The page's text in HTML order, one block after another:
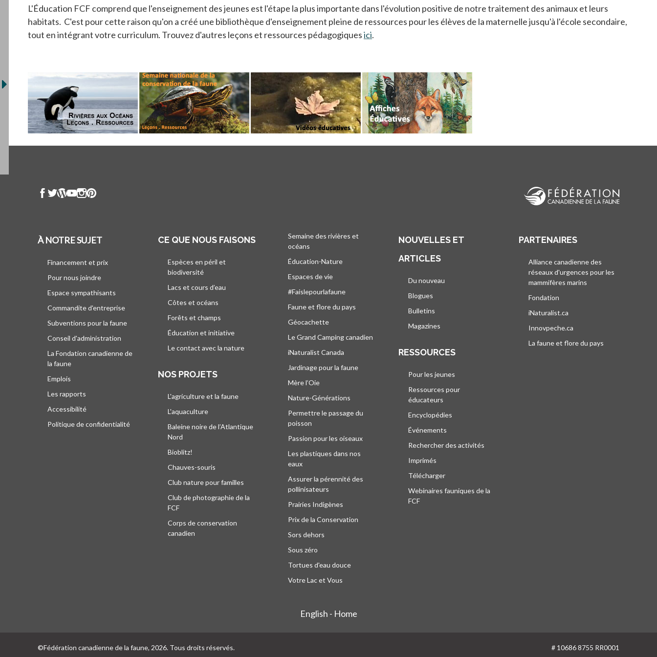
L'Éducation FCF comprend que l'enseignement des jeunes est l'étape la plus importante dans l'évolution positive de notre traitement des animaux et leurs
habitats. C'est pour cette raison qu'on a créé une bibliothèque d'enseignement pleine de ressources pour les élèves de la maternelle jusqu'à l'école secondaire,
tout en intégrant votre curriculum. Trouvez d'autres leçons et ressources pédagogiquesici.
À NOTRE SUJET
Financement et prix
Pour nous joindre
Espace sympathisants
Commandite d'entreprise
Subventions pour la faune
Conseil d'administration
La Fondation canadienne de
la faune
Emplois
Les rapports
Accessibilité
Politique de confidentialité
CE QUE NOUS FAISONS
Espèces en péril et
biodiversité
Lacs et cours d’eau
Côtes et océans
Forêts et champs
Éducation et initiative
Le contact avec la nature
NOS PROJETS
L'agriculture et la faune
L'aquaculture
Baleine noire de l’Atlantique
Nord
Bioblitz!
Chauves-souris
Club nature pour familles
Club de photographie de la
FCF
Corps de conservation
canadien
Semaine des rivières et
océans
Éducation-Nature
Espaces de vie
#Faislepourlafaune
Faune et flore du pays
Géocachette
Le Grand Camping canadien
iNaturalist Canada
Jardinage pour la faune
Mère l’Oie
Nature-Générations
Permettre le passage du
poisson
Passion pour les oiseaux
Les plastiques dans nos
eaux
Assurer la pérennité des
pollinisateurs
Prairies Indigènes
Prix de la Conservation
Sors dehors
Sous zéro
Tortues d'eau douce
Votre Lac et Vous
NOUVELLES ET
ARTICLES
Du nouveau
Blogues
Bulletins
Magazines
RESSOURCES
Pour les jeunes
Ressources pour
éducateurs
Encyclopédies
Événements
Rechercher des activités
Imprimés
Télécharger
Webinaires fauniques de la
FCF
PARTENAIRES
Alliance canadienne des
réseaux d'urgences pour les
mammifères marins
Fondation
iNaturalist.ca
Innovpeche.ca
La faune et flore du pays
English - Home
©Fédération canadienne de la faune, 2026. Tous droits réservés. # 10686 8755 RR0001